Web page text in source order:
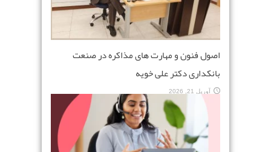
اصول فنون و مهارت های مذاکره در صنعت
بانکداری دکتر علی خویه
آوریل 21, 2026